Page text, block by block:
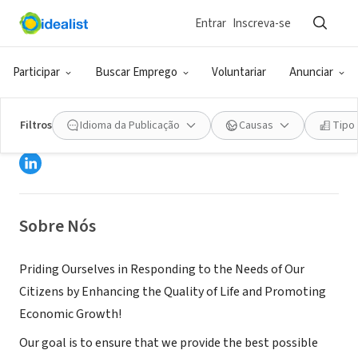
Participar Buscar Emprego Voluntariar Anunciar
Entrar Inscreva-se
Filtros Idioma da Publicação Causas Tipo
City of Racine
Racine, WI |www.cityofracine.org/jobs
Sobre Nós
Priding Ourselves in Responding to the Needs of Our
Citizens by Enhancing the Quality of Life and Promoting
Economic Growth!
Our goal is to ensure that we provide the best possible